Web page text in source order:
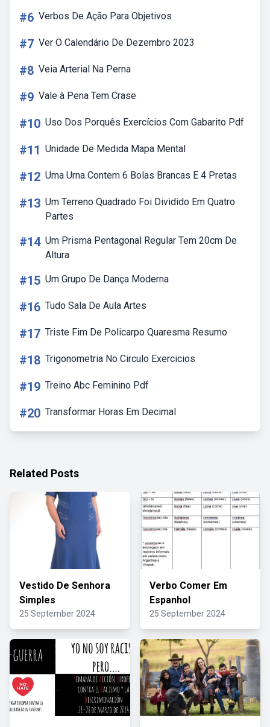
#6 Verbos De Ação Para Objetivos
#7 Ver O Calendário De Dezembro 2023
#8 Veia Arterial Na Perna
#9 Vale à Pena Tem Crase
#10 Uso Dos Porquês Exercícios Com Gabarito Pdf
#11 Unidade De Medida Mapa Mental
#12 Uma Urna Contem 6 Bolas Brancas E 4 Pretas
#13 Um Terreno Quadrado Foi Dividido Em Quatro
Partes
#14 Um Prisma Pentagonal Regular Tem 20cm De
Altura
#15 Um Grupo De Dança Moderna
#16 Tudo Sala De Aula Artes
#17 Triste Fim De Policarpo Quaresma Resumo
#18 Trigonometria No Circulo Exercicios
#19 Treino Abc Feminino Pdf
#20 Transformar Horas Em Decimal
Related Posts
Vestido De Senhora
Simples
25 September 2024
Verbo Comer Em
Espanhol
25 September 2024